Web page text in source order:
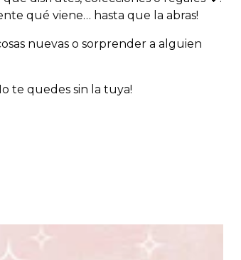
qué viene… hasta que la abras!
nuevas o sorprender a alguien
te quedes sin la tuya!